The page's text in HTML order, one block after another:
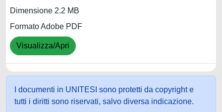
Dimensione 2.2 MB
Formato Adobe PDF
Visualizza/Apri
I documenti in UNITESI sono protetti da copyright e
tutti i diritti sono riservati, salvo diversa indicazione.